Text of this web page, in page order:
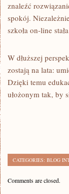
znaleźć
spokój.
szkoła on-line
W dłuższej
zostają na lata:
Dzięki temu
ułożonym tak, by
CATEGORIES: BLOG
Comments are closed.